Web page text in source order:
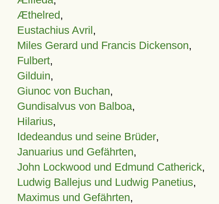
Æthelred,
Eustachius Avril,
Miles Gerard und Francis Dickenson,
Fulbert,
Gilduin,
Giunoc von Buchan,
Gundisalvus von Balboa,
Hilarius,
Idedeandus und seine Brüder,
Januarius und Gefährten,
John Lockwood und Edmund Catherick,
Ludwig Ballejus und Ludwig Panetius,
Maximus und Gefährten,